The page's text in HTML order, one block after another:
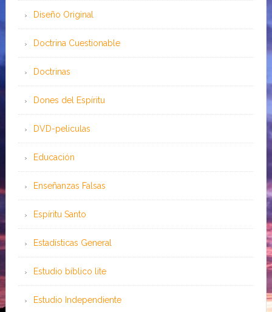
Diseño Original
Doctrina Cuestionable
Doctrinas
Dones del Espíritu
DVD-peliculas
Educación
Enseñanzas Falsas
Espíritu Santo
Estadísticas General
Estudio bíblico lite
Estudio Independiente